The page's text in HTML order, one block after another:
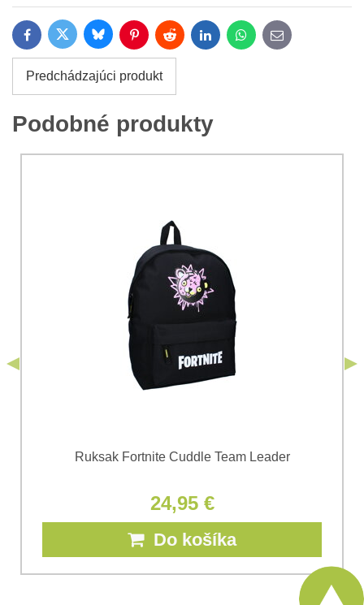
Názov:
Meno:*
Súhlasím so spracovaním osobných údajov za účelom
odoslania formulára. Oboznámil som sa s
Ochrany osobných údajov
spoločnosti Bomba
*
Váš e-mail:*
FacebookTwitter BlueskyPinterestReddit LinkedInWhatsApp
E-
mail
Predchádzajúci produkt
Podobné produkty
Ruksak Fortnite Cuddle Team Leader
24,95 €
Do košíka